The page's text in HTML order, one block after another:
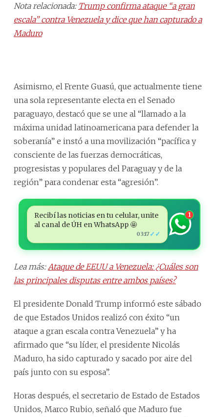
Nota relacionada: Trump confirma ataque “a gran
escala” contra Venezuela y dice que han capturado a
Maduro
Asimismo, el Frente Guasú, que actualmente tiene
una sola representante electa en el Senado
paraguayo, destacó que se une al “llamado a la
máxima unidad latinoamericana para defender la
soberanía” e instó a una movilización “pacífica y
consciente de las fuerzas democráticas,
progresistas y populares del Paraguay y de la
región” para condenar esta “agresión”.
Recibí las noticias en tu celular, unite
al canal de ÚH en WhatsApp 🤩
03:17 ✓✓
1
Lea más: Ataque de EEUU a Venezuela: ¿Cuáles son
las principales disputas entre ambos países?
El presidente Donald Trump informó este sábado
de que Estados Unidos realizó con éxito “un
ataque a gran escala contra Venezuela” y ha
afirmado que “su líder, el presidente Nicolás
Maduro, ha sido capturado y sacado por aire del
país junto con su esposa”.
Horas después, el secretario de Estado de Estados
Unidos, Marco Rubio, señaló que Maduro fue